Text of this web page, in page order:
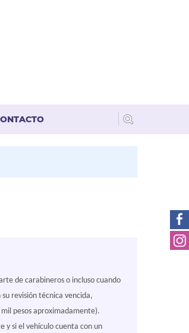
de carabineros o incluso cuando
revisión técnica vencida,
pesos aproximadamente).
y si el vehículo cuenta con un